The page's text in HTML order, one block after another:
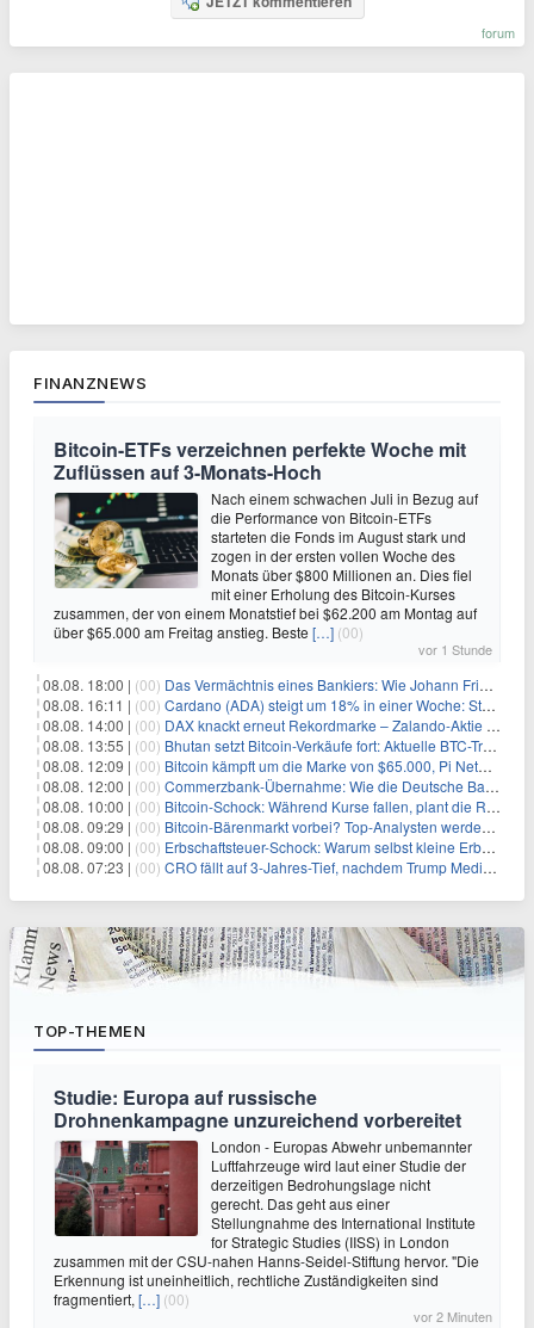
forum
FINANZNEWS
Bitcoin-ETFs verzeichnen perfekte Woche mit
Zuflüssen auf 3-Monats-Hoch
Nach einem schwachen Juli in Bezug auf
die Performance von Bitcoin-ETFs
starteten die Fonds im August stark und
zogen in der ersten vollen Woche des
Monats über $800 Millionen an. Dies fiel
mit einer Erholung des Bitcoin-Kurses
zusammen, der von einem Monatstief bei $62.200 am Montag auf
über $65.000 am Freitag anstieg. Beste […] (00)
vor 1 Stunde
08.08. 18:00 | (00) Das Vermächtnis eines Bankiers: Wie Johann Friedrich Städel sein Imperium unsterblich machte
08.08. 16:11 | (00) Cardano (ADA) steigt um 18% in einer Woche: Steht ein Kurs von $0,30 bevor?
08.08. 14:00 | (00) DAX knackt erneut Rekordmarke – Zalando-Aktie crasht nach Quartalszahlen
08.08. 13:55 | (00) Bhutan setzt Bitcoin-Verkäufe fort: Aktuelle BTC-Transaktionen
08.08. 12:09 | (00) Bitcoin kämpft um die Marke von $65.000, Pi Network gewinnt an Unterstützung
08.08. 12:00 | (00) Commerzbank-Übernahme: Wie die Deutsche Bank im Schatten zum großen Gewinner wird
08.08. 10:00 | (00) Bitcoin-Schock: Während Kurse fallen, plant die Regierung die Steuer-Bombe
08.08. 09:29 | (00) Bitcoin-Bärenmarkt vorbei? Top-Analysten werden optimistisch, aber die Geschichte sagt etwas anderes
08.08. 09:00 | (00) Erbschaftsteuer-Schock: Warum selbst kleine Erbschaften den Fiskus Millionen kosten
08.08. 07:23 | (00) CRO fällt auf 3-Jahres-Tief, nachdem Trump Media zwei große Crypto.com-Deals storniert
TOP-THEMEN
Studie: Europa auf russische
Drohnenkampagne unzureichend vorbereitet
London - Europas Abwehr unbemannter
Luftfahrzeuge wird laut einer Studie der
derzeitigen Bedrohungslage nicht
gerecht. Das geht aus einer
Stellungnahme des International Institute
for Strategic Studies (IISS) in London
zusammen mit der CSU-nahen Hanns-Seidel-Stiftung hervor. "Die
Erkennung ist uneinheitlich, rechtliche Zuständigkeiten sind
fragmentiert, […] (00)
vor 2 Minuten